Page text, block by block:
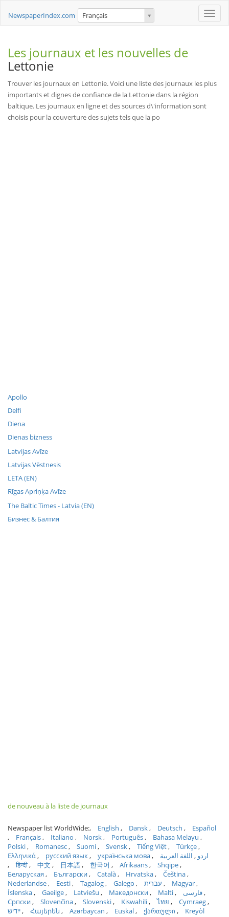
Toggle
NewspaperIndex.com Français
Les journaux et les nouvelles de
Lettonie
Trouver les journaux en Lettonie. Voici une liste des journaux les plus
importants et dignes de confiance de la Lettonie dans la région
baltique. Les journaux en ligne et des sources d\'information sont
choisis pour la couverture des sujets tels que la po
Apollo
Delfi
Diena
Dienas bizness
Latvijas Avīze
Latvijas Vēstnesis
LETA (EN)
Rīgas Apriņķa Avīze
The Baltic Times - Latvia (EN)
Бизнес & Балтия
de nouveau à la liste de journaux
Newspaper list WorldWide: English Dansk Deutsch
Español
Français
Italiano Norsk Português
Bahasa Melayu
Polski
Romanesc Suomi Svensk Tiếng Việt
Türkçe
Ελληνικά
русский язык українська мова اردو
اللغة العربية
हिन्दी
中文 日本語 한국어 Afrikaans
Shqipe
Беларуская
Български Català Hrvatska
Čeština
Nederlandse
Eesti Tagalog Galego עברית
Magyar
Íslenska
Gaeilge Latviešu Македонски Malti
فارسی
Српски
Slovenčina Slovenski Kiswahili ไทย
Cymraeg
ייִדיש
Հայերեն Azərbaycan Euskal ქართული
Kreyòl